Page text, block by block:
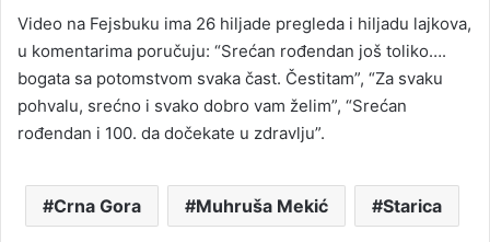
Video na Fejsbuku ima 26 hiljade pregleda i hiljadu lajkova,
u komentarima poručuju: “Srećan rođendan još toliko….
bogata sa potomstvom svaka čast. Čestitam”, “Za svaku
pohvalu, srećno i svako dobro vam želim”, “Srećan
rođendan i 100. da dočekate u zdravlju”.
Crna Gora Muhruša Mekić Starica